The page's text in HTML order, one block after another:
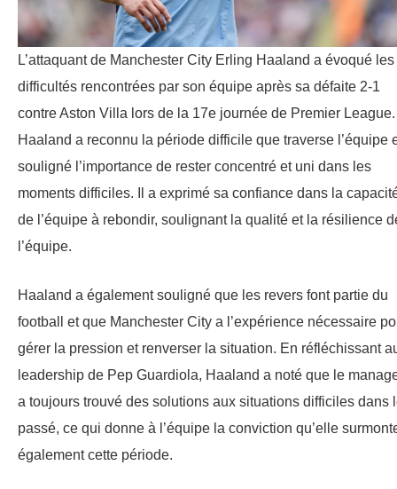
L’attaquant de Manchester City Erling Haaland a évoqué les
difficultés rencontrées par son équipe après sa défaite 2-1
contre Aston Villa lors de la 17e journée de Premier League.
Haaland a reconnu la période difficile que traverse l’équipe
souligné l’importance de rester concentré et uni dans les
moments difficiles. Il a exprimé sa confiance dans la
de l’équipe à rebondir, soulignant la qualité et la résilience
l’équipe.
Haaland a également souligné que les revers font partie du
football et que Manchester City a l’expérience nécessaire
gérer la pression et renverser la situation. En réfléchissant
leadership de Pep Guardiola, Haaland a noté que le
a toujours trouvé des solutions aux situations difficiles dans
passé, ce qui donne à l’équipe la conviction qu’elle
également cette période.